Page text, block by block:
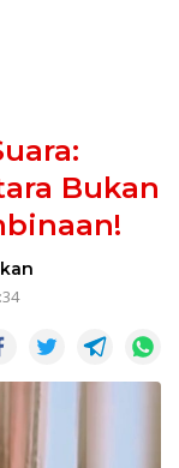
Bukan